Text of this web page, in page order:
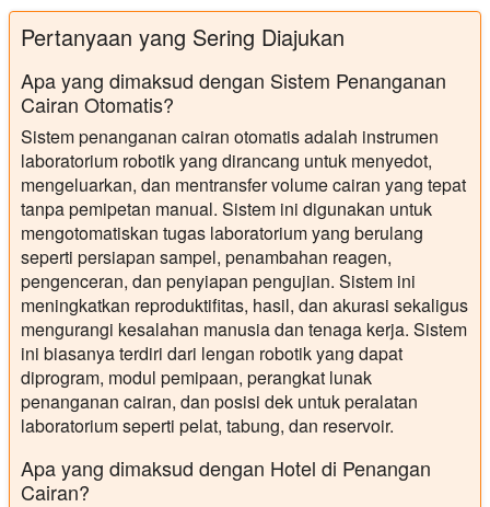
Pertanyaan yang Sering Diajukan
Apa yang dimaksud dengan Sistem Penanganan
Cairan Otomatis?
Sistem penanganan cairan otomatis adalah instrumen
laboratorium robotik yang dirancang untuk menyedot,
mengeluarkan, dan mentransfer volume cairan yang tepat
tanpa pemipetan manual. Sistem ini digunakan untuk
mengotomatiskan tugas laboratorium yang berulang
seperti persiapan sampel, penambahan reagen,
pengenceran, dan penyiapan pengujian. Sistem ini
meningkatkan reproduktifitas, hasil, dan akurasi sekaligus
mengurangi kesalahan manusia dan tenaga kerja. Sistem
ini biasanya terdiri dari lengan robotik yang dapat
diprogram, modul pemipaan, perangkat lunak
penanganan cairan, dan posisi dek untuk peralatan
laboratorium seperti pelat, tabung, dan reservoir.
Apa yang dimaksud dengan Hotel di Penangan
Cairan?